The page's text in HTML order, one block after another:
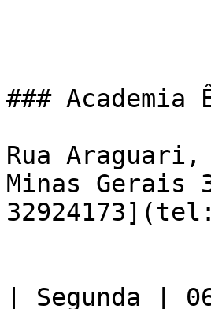
###
Rua
Minas Gerais
| Segunda |